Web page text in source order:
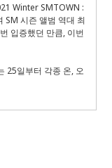
Winter SMTOWN :
SM 시즌 앨범 역대 최
입증했던 만큼, 이번
25일부터 각종 온, 오